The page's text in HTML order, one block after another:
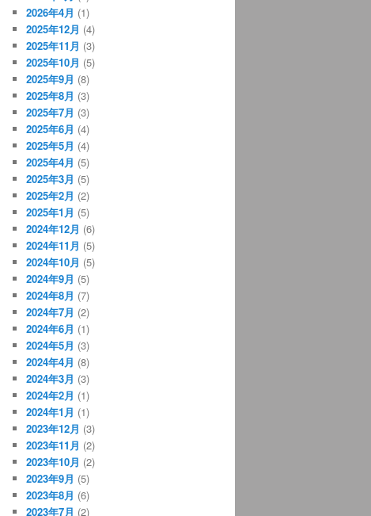
2026年4月 (1)
2025年12月 (4)
2025年11月 (3)
2025年10月 (5)
2025年9月 (8)
2025年8月 (3)
2025年7月 (3)
2025年6月 (4)
2025年5月 (4)
2025年4月 (5)
2025年3月 (5)
2025年2月 (2)
2025年1月 (5)
2024年12月 (6)
2024年11月 (5)
2024年10月 (5)
2024年9月 (5)
2024年8月 (7)
2024年7月 (2)
2024年6月 (1)
2024年5月 (3)
2024年4月 (8)
2024年3月 (3)
2024年2月 (1)
2024年1月 (1)
2023年12月 (3)
2023年11月 (2)
2023年10月 (2)
2023年9月 (5)
2023年8月 (6)
2023年7月 (2)